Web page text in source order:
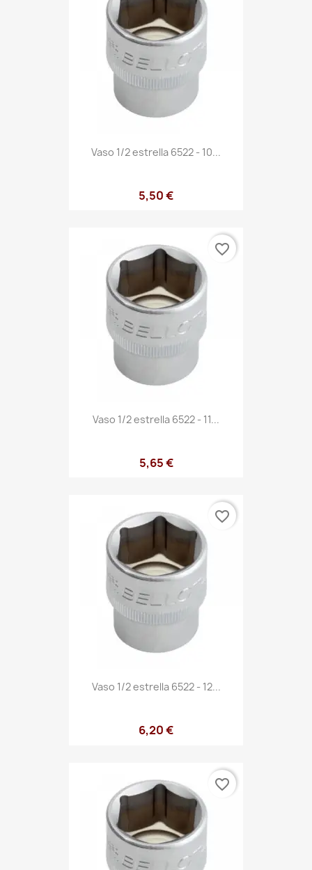
Vaso 1/2 estrella 6522 - 10...
5,50 €
Vaso 1/2 estrella 6522 - 11...
5,65 €
favorite_border
Vaso 1/2 estrella 6522 - 12...
6,20 €
favorite_border
favorite_border